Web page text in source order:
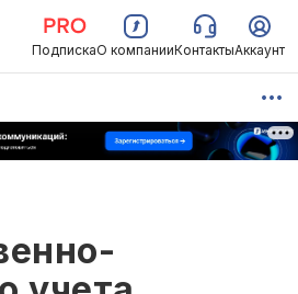
ПодпискаО компанииКонтактыАккаунт